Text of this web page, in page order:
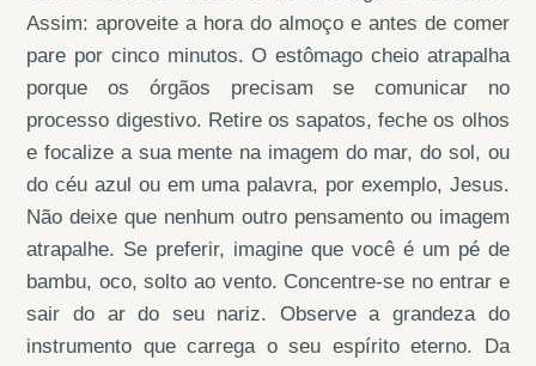
Assim: aproveite a hora do almoço e antes de comer
pare por cinco minutos. O estômago cheio atrapalha
porque os órgãos precisam se comunicar no
processo digestivo. Retire os sapatos, feche os olhos
e focalize a sua mente na imagem do mar, do sol, ou
do céu azul ou em uma palavra, por exemplo, Jesus.
Não deixe que nenhum outro pensamento ou imagem
atrapalhe. Se preferir, imagine que você é um pé de
bambu, oco, solto ao vento. Concentre-se no entrar e
sair do ar do seu nariz. Observe a grandeza do
instrumento que carrega o seu espírito eterno. Da